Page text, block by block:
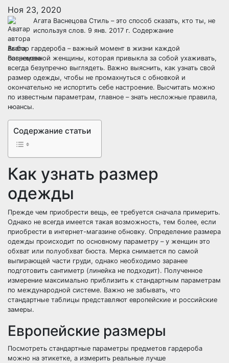
Ноя 23, 2020
Агата Васнецова Стиль – это способ сказать, кто ты, не
используя слов. 9 янв. 2017 г. Содержание
Выбор гардероба – важный момент в жизни каждой
современной женщины, которая привыкла за собой ухаживать,
всегда безупречно выглядеть. Важно выяснить, как узнать свой
размер одежды, чтобы не промахнуться с обновкой и
окончательно не испортить себе настроение. Высчитать можно
по известным параметрам, главное – знать несложные правила,
нюансы.
Содержание статьи
Как узнать размер
одежды
Прежде чем приобрести вещь, ее требуется сначала примерить.
Однако не всегда имеется такая возможность, тем более, если
приобрести в интернет-магазине обновку. Определение размера
одежды происходит по основному параметру – у женщин это
обхват или полуобхват бюста. Мерка снимается по самой
выпирающей части груди, однако необходимо заранее
подготовить сантиметр (линейка не подходит). Полученное
измерение максимально приблизить к стандартным параметрам
по международной системе. Важно не забывать, что
стандартные таблицы представляют европейские и российские
замеры.
Европейские размеры
Посмотреть стандартные параметры предметов гардероба
можно на этикетке, а измерить реальные лучше